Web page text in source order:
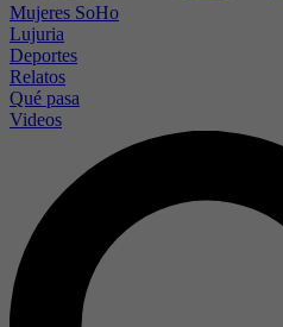
Mujeres SoHo
Lujuria
Deportes
Relatos
Qué pasa
Videos